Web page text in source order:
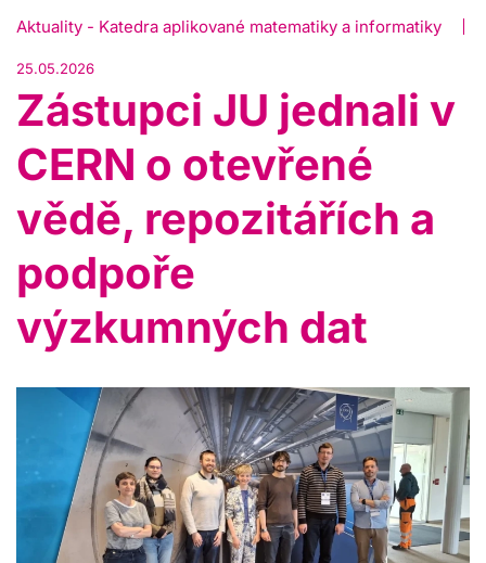
Aktuality - Katedra aplikované matematiky a informatiky
25.05.2026
Zástupci JU jednali v
CERN o otevřené
vědě, repozitářích a
podpoře
výzkumných dat